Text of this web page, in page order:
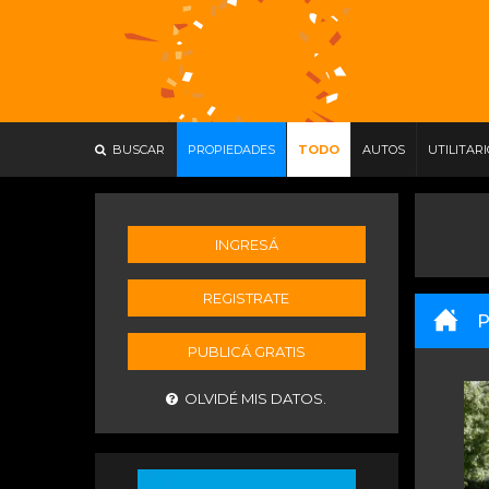
BUSCAR PROPIEDADES TODO AUTOS
INGRESÁ
REGISTRATE
PUBLICÁ GRATIS
OLVIDÉ MIS DATOS.